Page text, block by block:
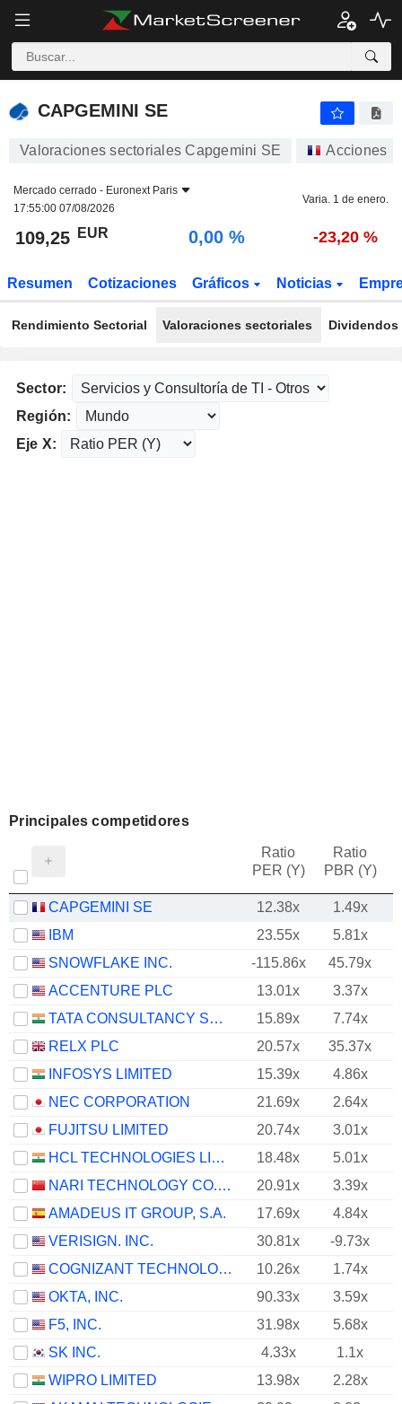
CAPGEMINI SE
CAPGEMINI SE
Valoraciones sectoriales Capgemini SE Acciones
Mercado cerrado - Euronext Paris
17:55:00 07/08/2026
Varia. 1 de enero.
109,25 EUR 0,00 % -23,20 %
Resumen Cotizaciones Gráficos Noticias
Rendimiento Sectorial Valoraciones sectoriales
Sector:
Región:
Eje X:
Principales competidores
Ratio
PER (Y)
Ratio
PBR (Y)
CAPGEMINI SE 12.38x
1.49x
IBM
23.55x
5.81x
SNOWFLAKE INC.
-115.86x
45.79x
ACCENTURE PLC
13.01x
3.37x
TATA CONSULTANCY SERVICES LTD.
15.89x
7.74x
RELX PLC
20.57x
35.37x
INFOSYS LIMITED
15.39x
4.86x
NEC CORPORATION
21.69x
2.64x
FUJITSU LIMITED
20.74x
3.01x
HCL TECHNOLOGIES LIMITED
18.48x
5.01x
NARI TECHNOLOGY CO., LTD.
20.91x
3.39x
AMADEUS IT GROUP, S.A.
17.69x
4.84x
VERISIGN. INC.
30.81x
-9.73x
COGNIZANT TECHNOLOGY SOLUTIONS CORPORATION
10.26x
1.74x
OKTA, INC.
90.33x
3.59x
F5, INC.
31.98x
5.68x
SK INC.
4.33x
1.1x
WIPRO LIMITED
13.98x
2.28x